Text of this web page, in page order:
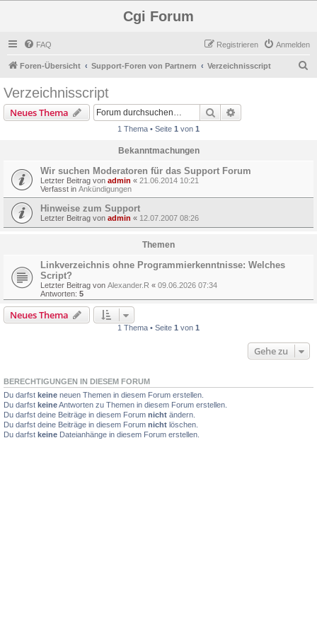
Cgi Forum
FAQ Anmelden
Registrieren
Foren-Übersicht Support-Foren von Partnern Verzeichnisscript
Verzeichnisscript
Neues Thema Suche
1 Thema • Seite 1 von 1
Bekanntmachungen
Wir suchen Moderatoren für das Support Forum
Letzter Beitrag von admin « 21.06.2014 10:21
Verfasst in Ankündigungen
Hinweise zum Support
Letzter Beitrag von admin « 12.07.2007 08:26
Themen
Linkverzeichnis ohne Programmierkenntnisse: Welches
Script?
Letzter Beitrag von Alexander.R « 09.06.2026 07:34
Antworten: 5
Neues Thema
1 Thema • Seite 1 von 1
Gehe zu
BERECHTIGUNGEN IN DIESEM FORUM
Du darfst keine neuen Themen in diesem Forum erstellen.
Du darfst keineAntworten zu Themen in diesem Forum erstellen.
Du darfst deine Beiträge in diesem Forum nicht ändern.
Du darfst deine Beiträge in diesem Forum nicht löschen.
Du darfst keine Dateianhänge in diesem Forum erstellen.